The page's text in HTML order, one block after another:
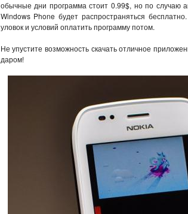
обычные дни программа стоит 0.99$, но по случаю
Windows Phone будет распространяться
уловок и условий оплатить программу потом.
Не упустите возможность скачать отличное
даром!